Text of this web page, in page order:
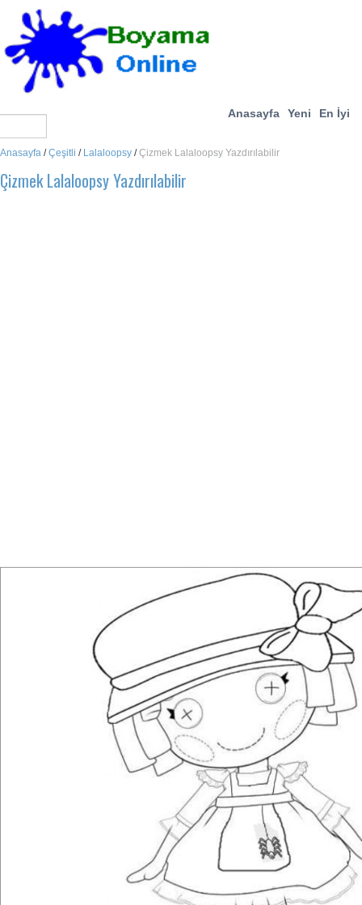
Anasayfa Yeni En İyi
Anasayfa /Çeşitli / Lalaloopsy /Çizmek Lalaloopsy Yazdırılabilir
Çizmek Lalaloopsy Yazdırılabilir